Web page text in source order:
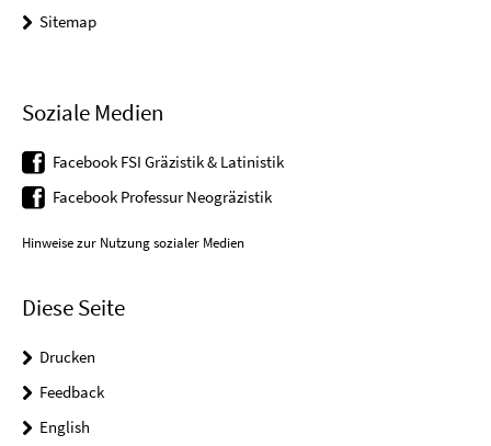
Sitemap
Soziale Medien
Facebook FSI Gräzistik & Latinistik
Facebook Professur Neogräzistik
Hinweise zur Nutzung sozialer Medien
Diese Seite
Drucken
Feedback
English